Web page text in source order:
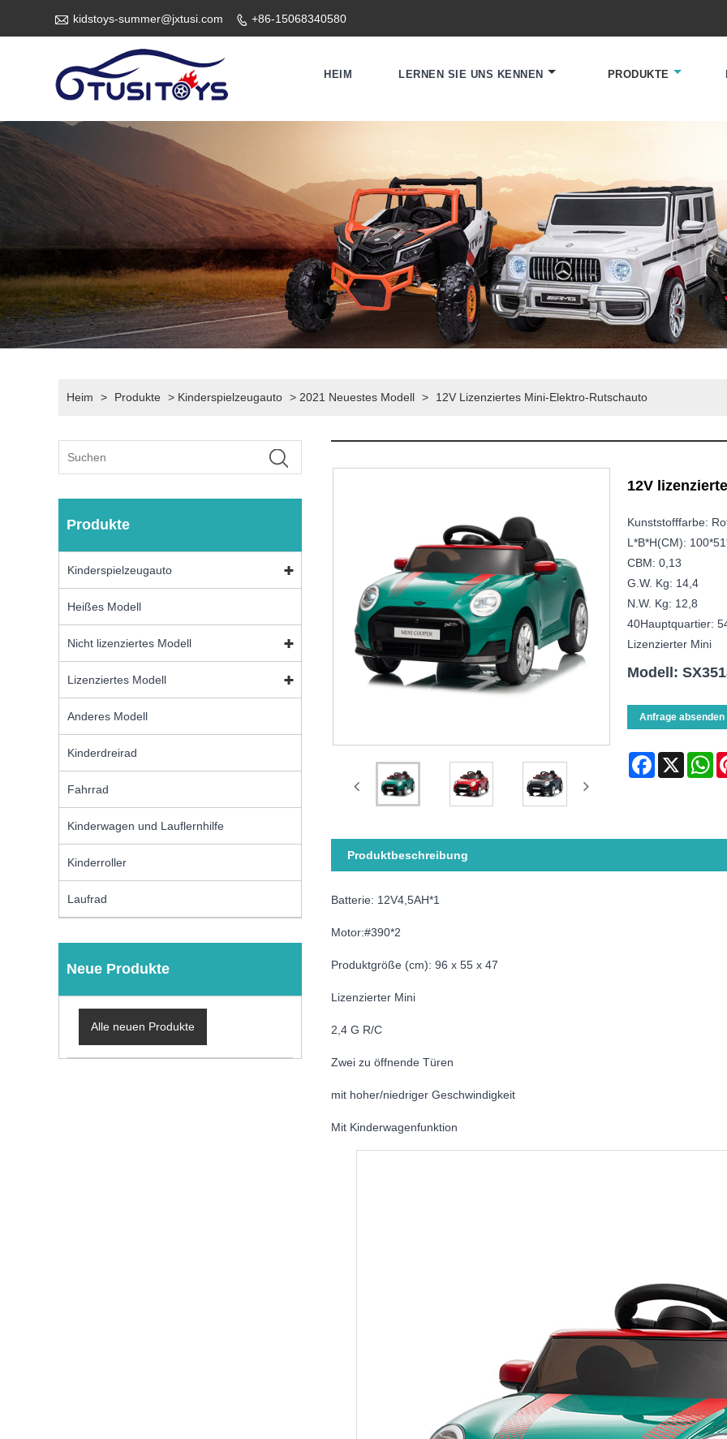
 kidstoys-summer@jxtusi.com  +86-15068340580
HEIM LERNEN SIE UNS KENNEN PRODUKTE
Heim > Produkte > Kinderspielzeugauto > 2021 Neuestes Modell > 12V Lizenziertes Mini-Elektro-Rutschauto
Produkte
Kinderspielzeugauto
Heißes Modell
Nicht lizenziertes Modell
Lizenziertes Modell
Anderes Modell
Kinderdreirad
Fahrrad
Kinderwagen und Lauflernhilfe
Kinderroller
Laufrad
Neue Produkte
Alle neuen Produkte
12V
Kunststofffarbe:
L*B*H(CM):
CBM: 0,13
G.W. Kg: 14,4
N.W. Kg: 12,8
40Hauptquartier:
Lizenzierter Mini
Modell:
Anfrage absenden
Facebook
X
Produktbeschreibung
Batterie: 12V4,5AH*1
Motor:#390*2
Produktgröße (cm): 96 x 55 x 47
Lizenzierter Mini
2,4 G R/C
Zwei zu öffnende Türen
mit hoher/niedriger Geschwindigkeit
Mit Kinderwagenfunktion